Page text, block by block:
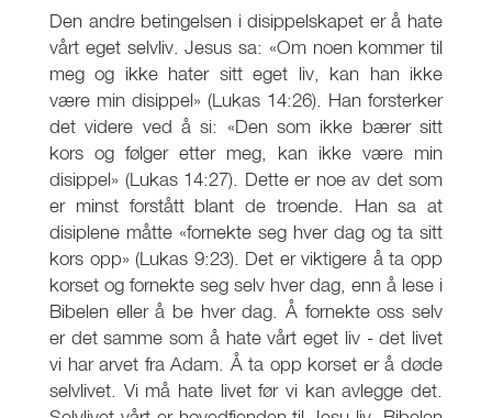
Den andre betingelsen i disippelskapet er å hate
vårt eget selvliv. Jesus sa: «Om noen kommer til
meg og ikke hater sitt eget liv, kan han ikke
være min disippel» (Lukas 14:26). Han forsterker
det videre ved å si: «Den som ikke bærer sitt
kors og følger etter meg, kan ikke være min
disippel» (Lukas 14:27). Dette er noe av det som
er minst forstått blant de troende. Han sa at
disiplene måtte «fornekte seg hver dag og ta sitt
kors opp» (Lukas 9:23). Det er viktigere å ta opp
korset og fornekte seg selv hver dag, enn å lese i
Bibelen eller å be hver dag. Å fornekte oss selv
er det samme som å hate vårt eget liv - det livet
vi har arvet fra Adam. Å ta opp korset er å døde
selvlivet. Vi må hate livet før vi kan avlegge det.